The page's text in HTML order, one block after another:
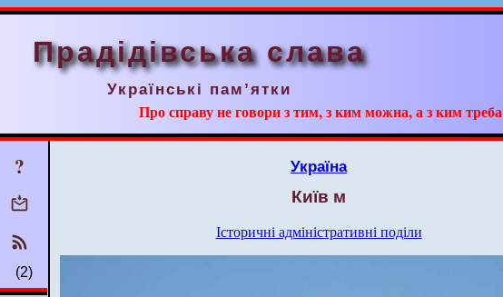
Прадідівська слава
Українські пам’ятки
Про справу не говори з тим, з ким можна, а з ким треба
?
(2)
Україна
Київ м
Історичні адміністративні поділи